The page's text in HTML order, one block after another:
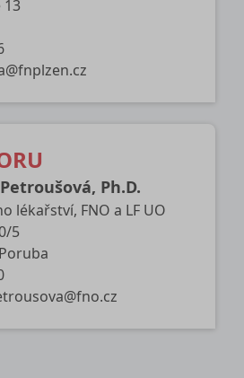
13
Ph.D.
lékařství, FNO a LF UO
5